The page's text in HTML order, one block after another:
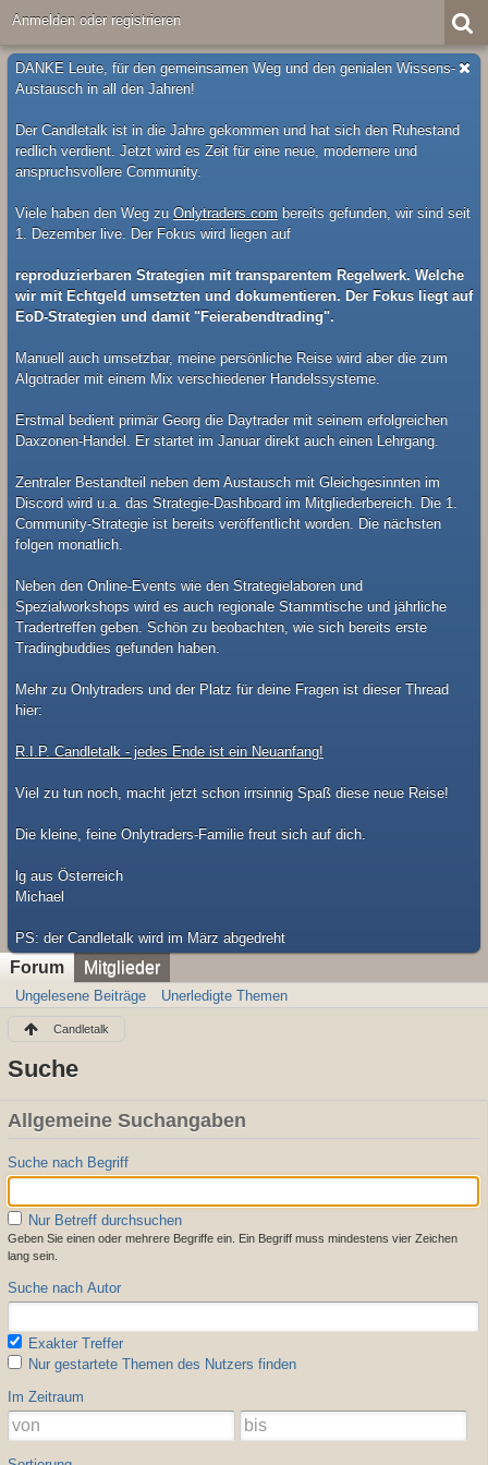
Anmelden oder registrieren
DANKE Leute, für den gemeinsamen Weg und den genialen Wissens-
Austausch in all den Jahren!
Der Candletalk ist in die Jahre gekommen und hat sich den Ruhestand
redlich verdient. Jetzt wird es Zeit für eine neue, modernere und
anspruchsvollere Community.
Viele haben den Weg zu Onlytraders.com bereits gefunden, wir sind seit
1. Dezember live. Der Fokus wird liegen auf
reproduzierbaren Strategien mit transparentem Regelwerk. Welche
wir mit Echtgeld umsetzten und dokumentieren. Der Fokus liegt auf
EoD-Strategien und damit "Feierabendtrading".
Manuell auch umsetzbar, meine persönliche Reise wird aber die zum
Algotrader mit einem Mix verschiedener Handelssysteme.
Erstmal bedient primär Georg die Daytrader mit seinem erfolgreichen
Daxzonen-Handel. Er startet im Januar direkt auch einen Lehrgang.
Zentraler Bestandteil neben dem Austausch mit Gleichgesinnten im
Discord wird u.a. das Strategie-Dashboard im Mitgliederbereich. Die 1.
Community-Strategie ist bereits veröffentlicht worden. Die nächsten
folgen monatlich.
Neben den Online-Events wie den Strategielaboren und
Spezialworkshops wird es auch regionale Stammtische und jährliche
Tradertreffen geben. Schön zu beobachten, wie sich bereits erste
Tradingbuddies gefunden haben.
Mehr zu Onlytraders und der Platz für deine Fragen ist dieser Thread
hier:
R.I.P. Candletalk - jedes Ende ist ein Neuanfang!
Viel zu tun noch, macht jetzt schon irrsinnig Spaß diese neue Reise!
Die kleine, feine Onlytraders-Familie freut sich auf dich.
lg aus Österreich
Michael
​PS: der Candletalk wird im März abgedreht
Forum Mitglieder
Ungelesene Beiträge Unerledigte Themen
Candletalk
Suche
Allgemeine Suchangaben
Suche nach Begriff
Nur Betreff durchsuchen
Geben Sie einen oder mehrere Begriffe ein. Ein Begriff muss mindestens vier Zeichen
lang sein.
Suche nach Autor
Exakter Treffer
Nur gestartete Themen des Nutzers finden
Im Zeitraum